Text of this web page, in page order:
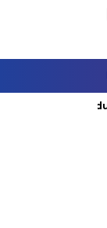
di Bandung